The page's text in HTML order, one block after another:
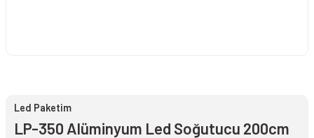
Led Paketim
LP-350 Alüminyum Led Soğutucu 200cm